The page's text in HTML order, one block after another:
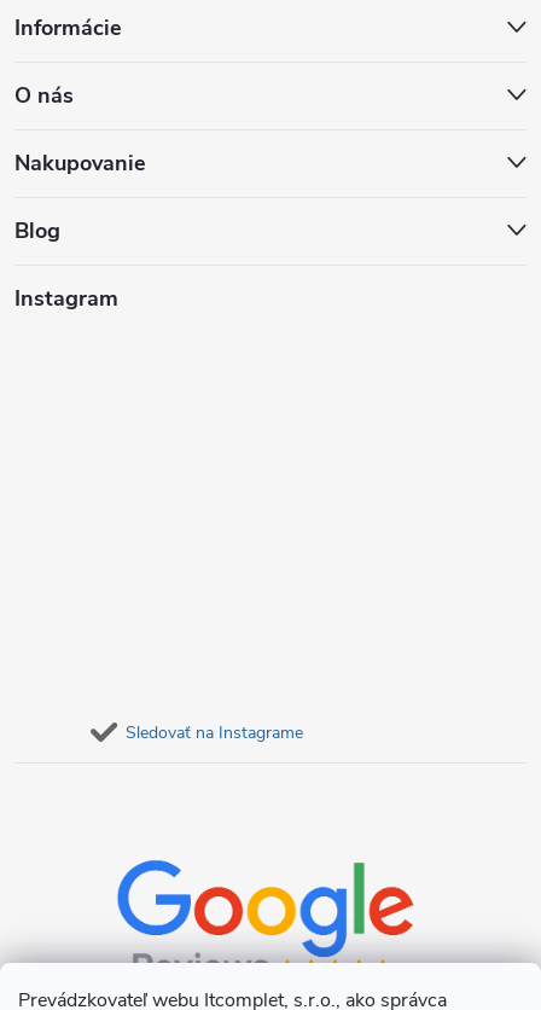
Prevádzkovateľ webu Itcomplet, s.r.o., ako správca
p
ä
Informácie
O nás
Nakupovanie
Blog
Instagram
Sledovať na Instagrame